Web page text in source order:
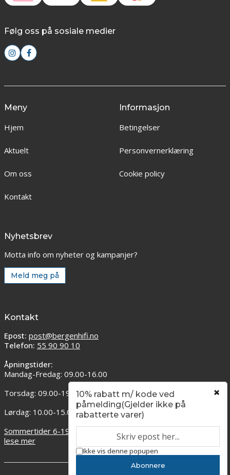
Følg oss på sosiale medier
Meny
Hjem
Aktuelt
Om oss
Kontakt
Informasjon
Betingelser
Personvernerklæring
Cookie policy
Nyhetsbrev
Motta info om nyheter og kampanjer?
Meld meg på
Kontakt
Epost: post@bergenhifi.no
Telefon: 55 90 90 10
Åpningstider:
Mandag-Fredag: 09.00-16.00
Torsdag: 09.00-19.00
Lørdag: 10.00-15.00
Sommertider 6-19 juli. Åpent 11:00 til 15:00. Klikk her for og
lese mer
10% rabatt m/ kode ved
påmelding(Gjelder ikke på
rabatterte varer)
Ikke vis denne popupen
Abonnere